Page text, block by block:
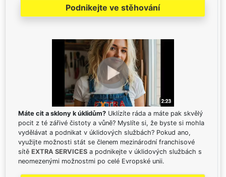
Podnikejte ve stěhování
Máte cit a sklony k úklidům? Uklízíte ráda a máte pak skvělý
pocit z té zářivé čistoty a vůně? Myslíte si, že byste si mohla
vydělávat a podnikat v úklidových službách? Pokud ano,
využijte možnosti stát se členem mezinárodní franchisové
sítě EXTRA SERVICES a podnikejte v úklidových službách s
neomezenými možnostmi po celé Evropské unii.